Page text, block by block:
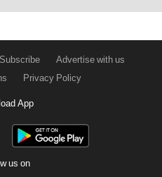
Subscribe
Advertise with us
Privacy Policy
App
us on